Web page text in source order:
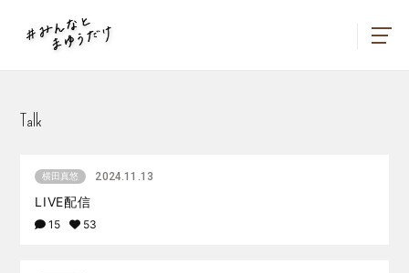
Talk
横田真悠 2024.11.13
LIVE配信
15 53